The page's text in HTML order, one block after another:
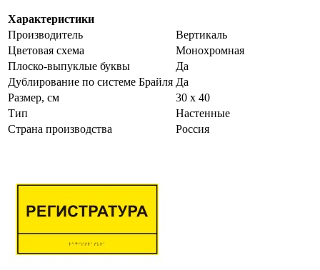
Характеристики
Производитель
Вертикаль
Цветовая схема
Монохромная
Плоско-выпуклые буквы
Да
Дублирование по системе Брайля Да
Размер, см
30 x 40
Тип
Настенные
Страна производства
Россия